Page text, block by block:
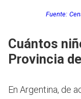
Fuente:
Cuántos
Provincia
En Argentina, de